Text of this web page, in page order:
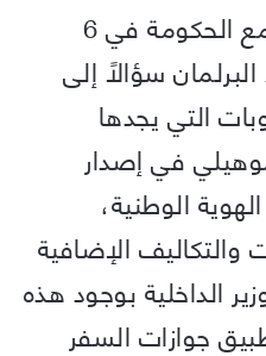
وخلال جلسة استجواب مع الحكومة في 6
سؤالًا إلى
التي يجدها
في إصدار
الوطنية،
الإضافية
الداخلية بوجود هذه
جوازات السفر